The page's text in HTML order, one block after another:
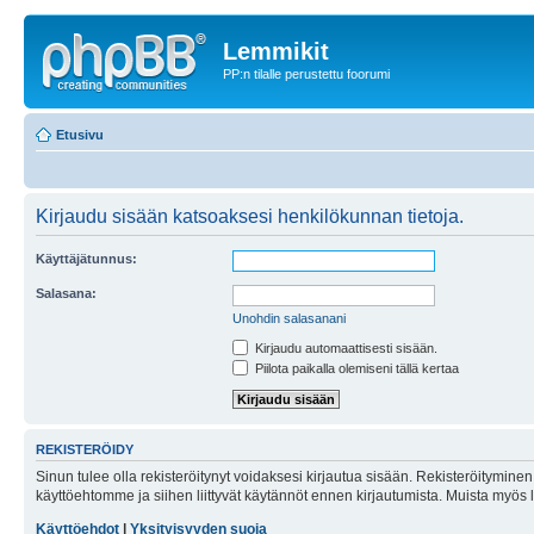
Lemmikit
PP:n tilalle perustettu foorumi
Etusivu
Kirjaudu sisään katsoaksesi henkilökunnan tietoja.
Käyttäjätunnus:
Salasana:
Unohdin salasanani
Kirjaudu automaattisesti sisään.
Piilota paikalla olemiseni tällä kertaa
REKISTERÖIDY
Sinun tulee olla rekisteröitynyt voidaksesi kirjautua sisään.
käyttöehtomme ja siihen liittyvät käytännöt ennen kirjautumista. Muista
Käyttöehdot
Yksityisyyden suoja